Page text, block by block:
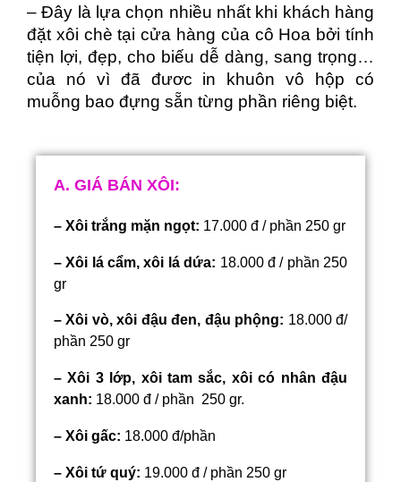
– Đây là lựa chọn nhiều nhất khi khách hàng
đặt xôi chè tại cửa hàng của cô Hoa bởi tính
tiện lợi, đẹp, cho biếu dễ dàng, sang trọng…
của nó vì đã đươc in khuôn vô hộp có
muỗng bao đựng sẵn từng phần riêng biệt.
A. GIÁ BÁN XÔI:
– Xôi trắng mặn ngọt: 17.000 đ / phần 250 gr
– Xôi lá cẩm, xôi lá dứa: 18.000 đ / phần 250
gr
– Xôi vò, xôi đậu đen, đậu phộng: 18.000 đ/
phần 250 gr
– Xôi 3 lớp, xôi tam sắc, xôi có nhân đậu
xanh: 18.000 đ / phần 250 gr.
– Xôi gấc: 18.000 đ/phần
– Xôi tứ quý: 19.000 đ / phần 250 gr